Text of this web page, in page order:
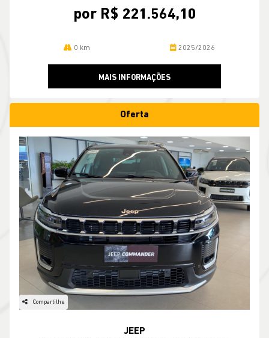
por R$ 221.564,10
0 km 2025/2026
MAIS INFORMAÇÕES
Oferta
Compartilhe
JEEP